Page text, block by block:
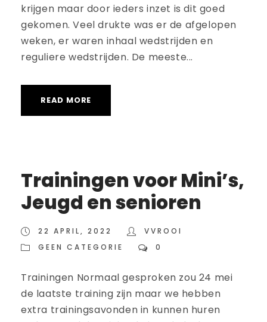
krijgen maar door ieders inzet is dit goed
gekomen. Veel drukte was er de afgelopen
weken, er waren inhaal wedstrijden en
reguliere wedstrijden. De meeste...
READ MORE
Trainingen voor Mini’s,
Jeugd en senioren
22 APRIL, 2022
VVROOI
GEEN CATEGORIE
0
Trainingen Normaal gesproken zou 24 mei
de laatste training zijn maar we hebben
extra trainingsavonden in kunnen huren